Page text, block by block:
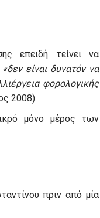
επειδή τείνει να
«δεν είναι δυνατόν να
φορολογικής
2008).
μόνο μέρος των
πριν από μία